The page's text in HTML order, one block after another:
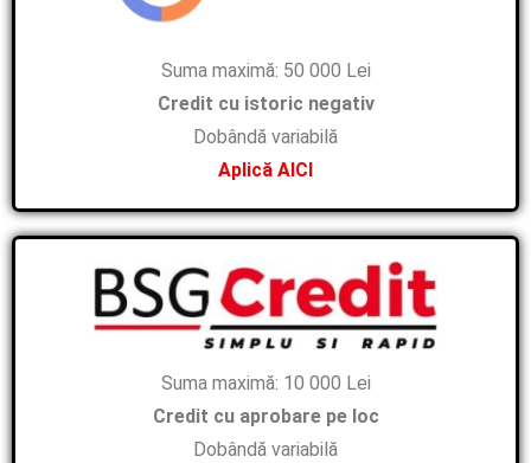
Suma maximă: 50 000 Lei
Credit cu istoric negativ
Dobândă variabilă
Aplică AICI
Suma maximă: 10 000 Lei
Credit cu aprobare pe loc
Dobândă variabilă